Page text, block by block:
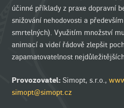
účinné příklady z praxe dopravní
snižování nehodovosti a
smrtelných). Využitím množství
animací a videí řádově zlepšit
zapamatovatelnost
Provozovatel: Simopt, s.r.o.,
simopt@simopt.cz